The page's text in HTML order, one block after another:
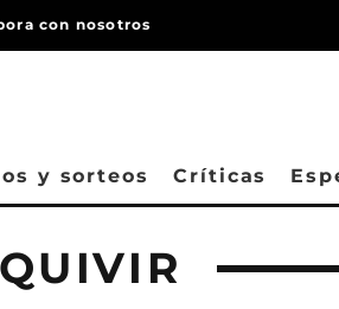
con nosotros
y sorteos Críticas